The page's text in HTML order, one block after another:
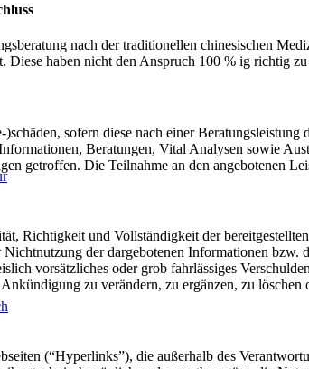
nach der traditionellen chinesischen
Diese haben nicht den Anspruch 100 % ig richtig
sofern diese nach einer
Beratungen, Vital Analysen sowie
getroffen. Die Teilnahme an den angebotenen
Richtigkeit und Vollständigkeit der
der dargebotenen Informationen
vorsätzliches oder grob fahrlässiges
zu verändern, zu ergänzen, zu
(“Hyperlinks”), die außerhalb des